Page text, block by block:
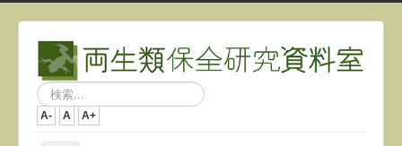
検
索...
A- A A+